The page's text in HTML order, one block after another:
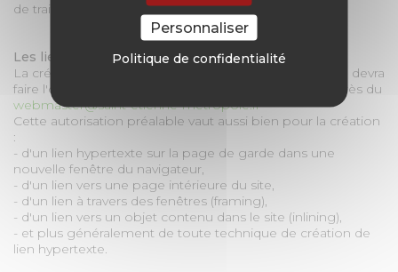
de traitement de la question posée.
Les liens hypertextes
La création de tout lien hypertexte en direction du site devra
faire l'objet d'une autorisation expresse préalable auprès du
webmaster@saint-etienne-metropole.fr
Cette autorisation préalable vaut aussi bien pour la création
:
- d'un lien hypertexte sur la page de garde dans une
nouvelle fenêtre du navigateur,
- d'un lien vers une page intérieure du site,
- d'un lien à travers des fenêtres (framing),
- d'un lien vers un objet contenu dans le site (inlining),
- et plus généralement de toute technique de création de
lien hypertexte.
Personnaliser
Politique de confidentialité